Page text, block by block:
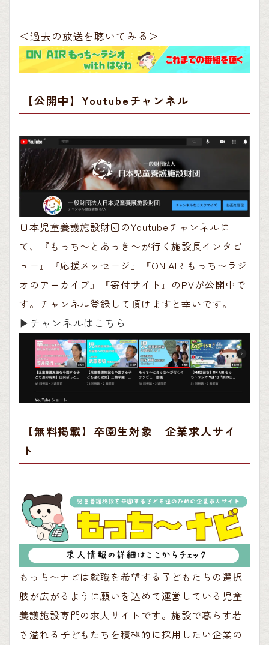
＜過去の放送を聴いてみる＞
【公開中】Youtubeチャンネル
日本児童養護施設財団のYoutubeチャンネルに
て、『もっち〜とあっき〜が行く施設長インタビ
ュー』『応援メッセージ』『ON AIR もっち〜ラジ
オのアーカイブ』『寄付サイト』のPVが公開中で
す。チャンネル登録して頂けますと幸いです。
▶︎チャンネルはこちら
【無料掲載】卒園生対象 企業求人サイ
ト
もっち〜ナビは就職を希望する子どもたちの選択
肢が広がるように願いを込めて運営している児童
養護施設専門の求人サイトです。施設で暮らす若
さ溢れる子どもたちを積極的に採用したい企業の